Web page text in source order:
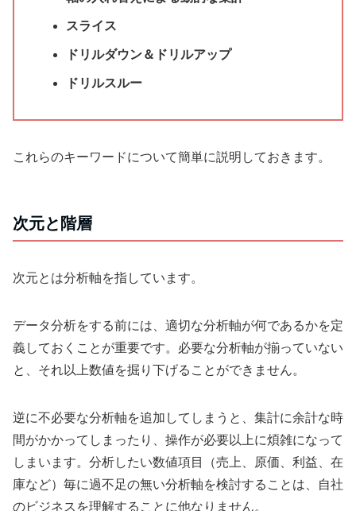
スライス
ドリルダウン＆ドリルアップ
ドリルスルー
これらのキーワードについて簡単に説明しておきます。
次元と階層
次元とは分析軸を指しています。
データ分析をする前には、適切な分析軸が何であるかを定
義しておくことが重要です。必要な分析軸が揃っていない
と、それ以上数値を掘り下げることができません。
逆に不必要な分析軸を追加してしまうと、集計に余計な時
間がかかってしまったり、操作が必要以上に煩雑になって
しまいます。分析したい数値項目（売上、原価、利益、在
庫など）毎に過不足の無い分析軸を検討することは、自社
のビジネスを理解することに他なりません。